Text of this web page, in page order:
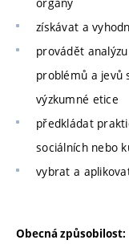
získávat a
provádět
problémů a jevů
výzkumné etice
předkládat
sociálních nebo
vybrat a
Obecná způsobilost: